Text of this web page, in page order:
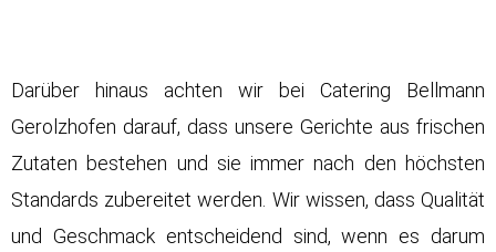
Darüber hinaus achten wir bei Catering Bellmann
Gerolzhofen darauf, dass unsere Gerichte aus frischen
Zutaten bestehen und sie immer nach den höchsten
Standards zubereitet werden. Wir wissen, dass Qualität
und Geschmack entscheidend sind, wenn es darum